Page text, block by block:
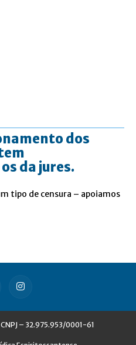
dos
da jures.
tipo de censura – apoiamos
CNPJ – 32.975.953/0001-61